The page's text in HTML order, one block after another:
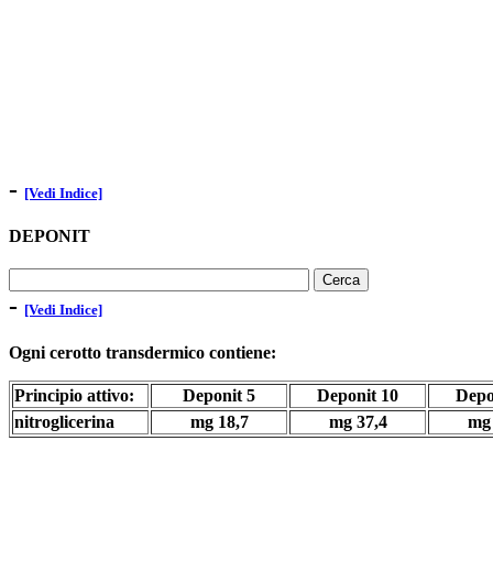
- [Vedi Indice]
DEPONIT
- [Vedi Indice]
Ogni cerotto transdermico contiene:
Principio attivo: Deponit 5 Deponit 10
nitroglicerina
mg 18,7 mg 37,4